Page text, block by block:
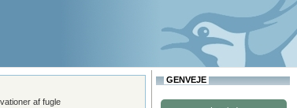
GENVEJE
af fugle